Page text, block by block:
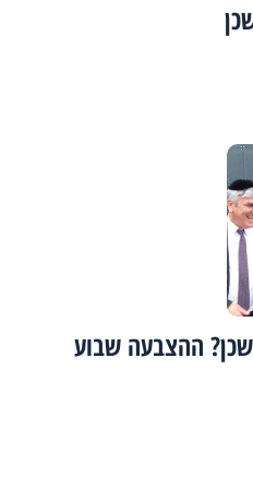
ההצבעה שבוע